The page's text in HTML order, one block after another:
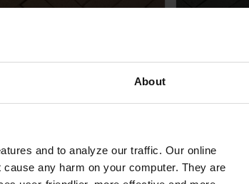
About
and to analyze our traffic. Our online
any harm on your computer. They are
брусчатка
длиной 250 мм
Penter
Grafiit